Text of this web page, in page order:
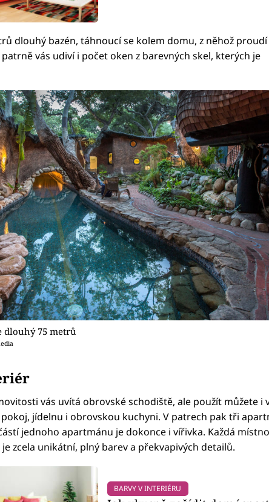
dlouhý bazén, táhnoucí se kolem domu, z něhož proudí
vás udiví i počet oken z barevných skel, kterých je
dlouhý 75 metrů
vás uvítá obrovské schodiště, ale použít můžete i
jídelnu i obrovskou kuchyni. V patrech pak tři
jednoho apartmánu je dokonce i vířivka. Každá
zcela unikátní, plný barev a překvapivých detailů.
BARVY V INTERIÉRU